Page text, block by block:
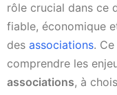
rôle crucial dans ce
fiable, économique
des associations.
comprendre les
associations, à